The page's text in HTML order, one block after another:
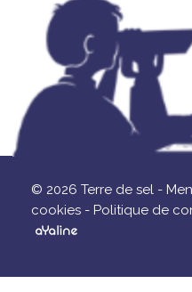
© 2026 Terre de sel -
cookies - Politique de